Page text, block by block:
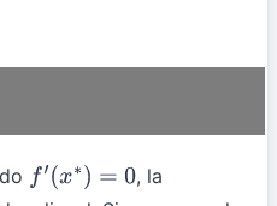
f′( x∗ ) = 0
, la